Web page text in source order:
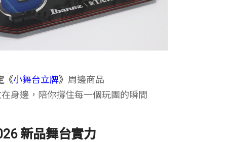
《小舞台立牌》 周邊商品
身邊，陪你撐住每一個玩團的瞬間
新品舞台實力